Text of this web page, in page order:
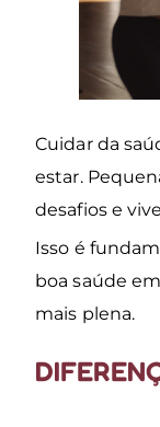
Cuidar da
estar.
desafios e
Isso é
boa saúde
mais plena.